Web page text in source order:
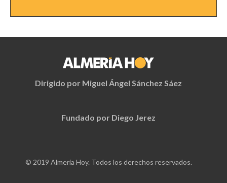
Dirigido por Miguel Ángel Sánchez Sáez
Fundado por Diego Jerez
© 2019 Almería Hoy. Todos los derechos reservados.